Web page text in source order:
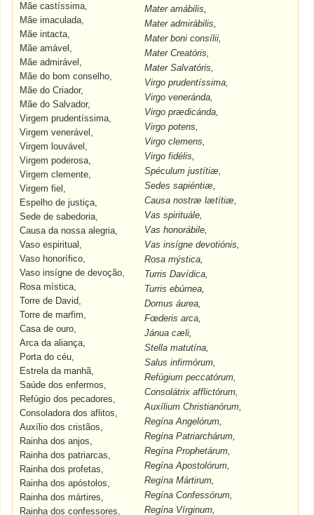
Mãe castíssima,
Mãe imaculada,
Mãe intacta,
Mãe amável,
Mãe admirável,
Mãe do bom conselho,
Mãe do Criador,
Mãe do Salvador,
Virgem prudentíssima,
Virgem venerável,
Virgem louvável,
Virgem poderosa,
Virgem clemente,
Virgem fiel,
Espelho de justiça,
Sede de sabedoria,
Causa da nossa alegria,
Vaso espiritual,
Vaso honorífico,
Vaso insígne de devoção,
Rosa mística,
Torre de David,
Torre de marfim,
Casa de ouro,
Arca da aliança,
Porta do céu,
Estrela da manhã,
Saúde dos enfermos,
Refúgio dos pecadores,
Consoladora dos aflitos,
Auxílio dos cristãos,
Rainha dos anjos,
Rainha dos patriarcas,
Rainha dos profetas,
Rainha dos apóstolos,
Rainha dos mártires,
Rainha dos confessores,
Mater amábilis,
Mater admirábilis,
Mater boni consílii,
Mater Creatóris,
Mater Salvatóris,
Virgo prudentíssima,
Virgo veneránda,
Virgo prædicánda,
Virgo potens,
Virgo clemens,
Virgo fidélis,
Spéculum justítiæ,
Sedes sapiéntiæ,
Causa nostræ lætítiæ,
Vas spirituále,
Vas honorábile,
Vas insígne devotiónis,
Rosa mýstica,
Turris Davídica,
Turris ebúrnea,
Domus áurea,
Fœderis arca,
Jánua cæli,
Stella matutína,
Salus infirmórum,
Refúgium peccatórum,
Consolátrix afflictórum,
Auxílium Christianórum,
Regína Angelórum,
Regína Patriarchárum,
Regína Prophetárum,
Regína Apostolórum,
Regína Mártirum,
Regína Confessórum,
Regína Vírginum,